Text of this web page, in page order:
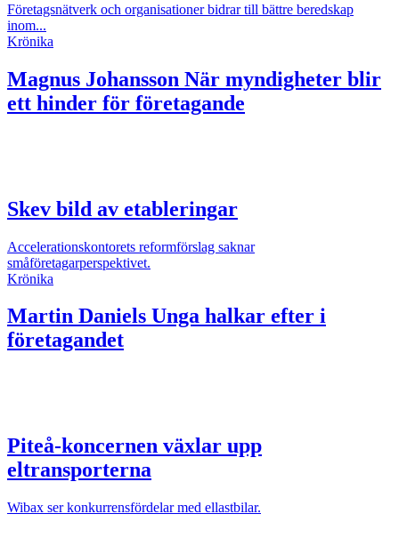
Företagsnätverk och organisationer bidrar till bättre beredskap
inom...
Krönika
Magnus Johansson När myndigheter blir
ett hinder för företagande
Skev bild av etableringar
Accelerationskontorets reformförslag saknar
småföretagarperspektivet.
Krönika
Martin Daniels Unga halkar efter i
företagandet
Piteå-koncernen växlar upp
eltransporterna
Wibax ser konkurrensfördelar med ellastbilar.